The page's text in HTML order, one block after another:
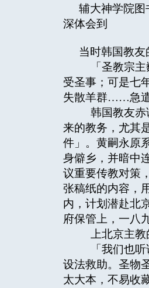
辅大神学院图
深体会到
当时韩国教
「圣教宗主
受圣事；可是七
失散羊群……急
韩国教友赤
来的教务，尤其
件」。黄嗣永原
身僻乡，并暗中
议重要传教对策
张稿纸的内容，
内，计划潜赴北
府保管上，一八
上北京主教
「我们也听
设法救助。圣物
太大本，不易收